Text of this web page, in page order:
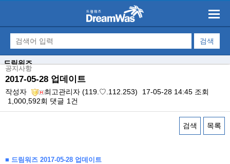
드림워즈
공지사항
2017-05-28 업데이트
작성자 최고관리자 (119.♡.112.253) 17-05-28 14:45 조회
1,000,592회 댓글 1건
검색 목록
■ 드림워즈 2017-05-28 업데이트